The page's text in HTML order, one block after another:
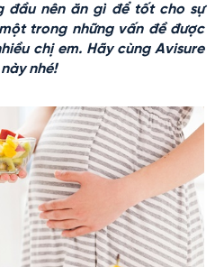
đầu nên ăn gì để tốt cho sự
trong những vấn đề được
chị em. Hãy cùng Avisure
nhé!